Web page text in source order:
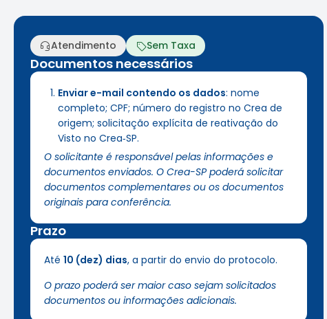
Atendimento Sem Taxa
Documentos necessários
Enviar e-mail contendo os dados: nome
completo; CPF; número do registro no Crea de
origem; solicitação explícita de reativação do
Visto no Crea‑SP.
O solicitante é responsável pelas informações e
documentos enviados. O Crea-SP poderá solicitar
documentos complementares ou os documentos
originais para conferência.
Prazo
Até 10 (dez) dias, a partir do envio do protocolo.
O prazo poderá ser maior caso sejam solicitados
documentos ou informações adicionais.